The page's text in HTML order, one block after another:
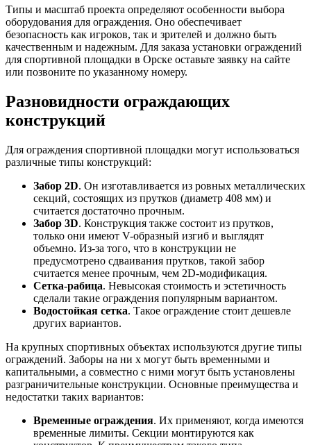
Типы и масштаб проекта определяют особенности выбора
оборудования для ограждения. Оно обеспечивает
безопасность как игроков, так и зрителей и должно быть
качественным и надежным. Для заказа установки ограждений
для спортивной площадки в Орске оставьте заявку на сайте
или позвоните по указанному номеру.
Разновидности ограждающих
конструкций
Для ограждения спортивной площадки могут использоваться
различные типы конструкций:
Забор 2D. Он изготавливается из ровных металлических
секций, состоящих из прутков (диаметр 408 мм) и
считается достаточно прочным.
Забор 3D. Конструкция также состоит из прутков,
только они имеют V-образный изгиб и выглядят
объемно. Из-за того, что в конструкции не
предусмотрено сдваивания прутков, такой забор
считается менее прочным, чем 2D-модификация.
Сетка-рабица. Невысокая стоимость и эстетичность
сделали такие ограждения популярным вариантом.
Водостойкая сетка. Такое ограждение стоит дешевле
других вариантов.
На крупных спортивных объектах используются другие типы
ограждений. Заборы на ни х могут быть временными и
капитальными, а совместно с ними могут быть установлены
разграничительные конструкции. Основные преимущества и
недостатки таких вариантов:
Временные ограждения. Их применяют, когда имеются
временные лимиты. Секции монтируются как